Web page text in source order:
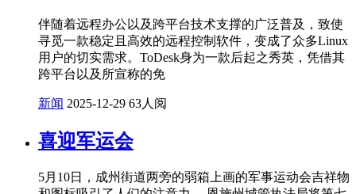
伴随着远程办公以及跨平台技术支撑的广泛普及，致使
寻觅一款稳定且高效的远程控制软件，变成了众多Linux
用户的切实需求。ToDesk身为一款后起之秀英，凭借其
跨平台以及所宣称的免
新闻 2025-12-29 63人阅
喜迎军运会
5月10日，成州街道两旁的弱箱上画的军事运动会吉祥物